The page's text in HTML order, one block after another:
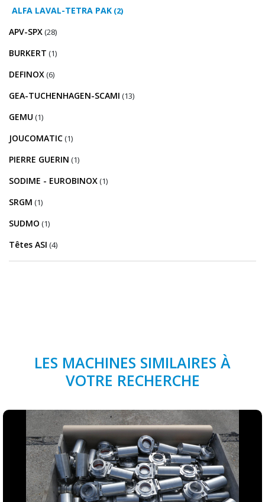
ALFA LAVAL-TETRA PAK (2)
APV-SPX(28)
BURKERT (1)
DEFINOX(6)
GEA-TUCHENHAGEN-SCAMI (13)
GEMU (1)
JOUCOMATIC(1)
PIERRE GUERIN (1)
SODIME - EUROBINOX(1)
SRGM (1)
SUDMO (1)
Têtes ASI (4)
LES MACHINES SIMILAIRES À
VOTRE RECHERCHE